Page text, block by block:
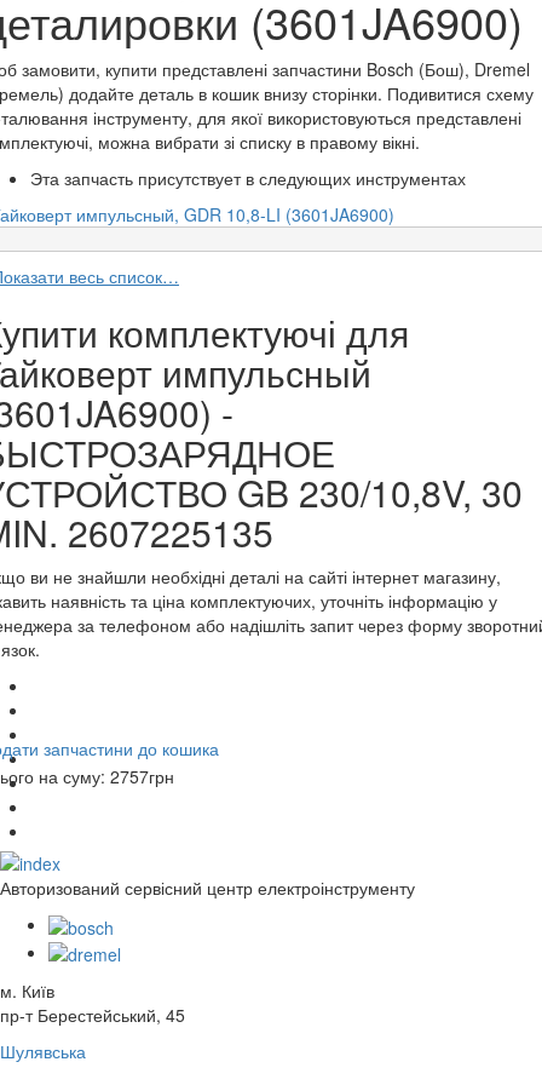
(3601JA6900)
замовити, купити представлені запчастини Bosch (Бош), Dremel
додайте деталь в кошик внизу сторінки. Подивитися схему
інструменту, для якої використовуються представлені
можна вибрати зі списку в правому вікні.
Эта запчасть присутствует в следующих инструментах
импульсный, GDR 10,8-LI (3601JA6900)
весь список…
комплектуючі для
импульсный
-
GB 230/10,8V, 30
2607225135
ви не знайшли необхідні деталі на сайті інтернет магазину,
наявність та ціна комплектуючих, уточніть інформацію у
за телефоном або надішліть запит через форму
запчастини до кошика
на суму: 2757грн
Авторизований сервісний центр електроінструменту
м. Київ
пр-т Берестейський, 45
Шулявська